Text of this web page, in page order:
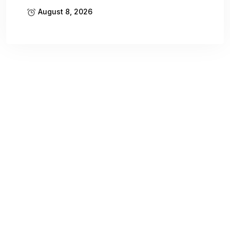
August 8, 2026